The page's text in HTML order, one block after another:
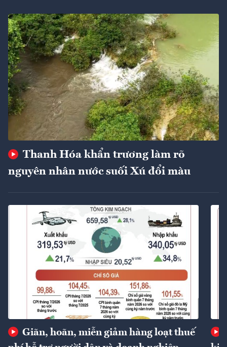
Thanh Hóa khẩn trương làm rõ
nguyên nhân nước suối Xú đổi màu
Giãn, hoãn, miễn giảm hàng loạt thuế